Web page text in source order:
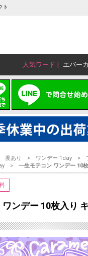
ト
人気ワード エバー
度あり ワンデー 1day
一生モテコン ワンデー 10
ンデー 10枚入り